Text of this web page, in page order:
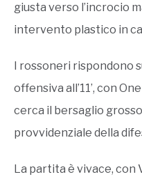
giusta verso l’incrocio
intervento plastico in
I rossoneri rispondono
offensiva all’11’, con
cerca il bersaglio
provvidenziale della
La partita è vivace, con